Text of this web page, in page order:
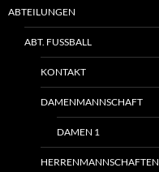
ABTEILUNGEN
ABT. FUSSBALL
KONTAKT
DAMENMANNSCHAFT
DAMEN 1
HERRENMANNSCHAFTEN